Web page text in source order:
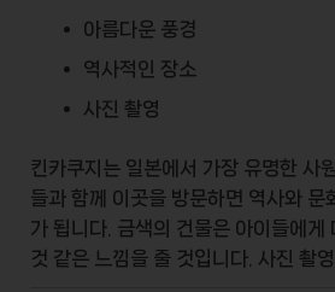
아름다운 풍경
역사적인 장소
사진 촬영
킨카쿠지는 일본에서 가장 유명한 사
들과 함께 이곳을 방문하면 역사와 문
가 됩니다. 금색의 건물은 아이들에게
것 같은 느낌을 줄 것입니다. 사진 촬